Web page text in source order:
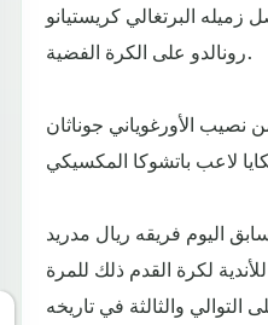
زميله البرتغالي كريستيانو
رونالدو على الكرة الفضية.
نصيب الأورغوياني جوناثان
اليوم فريقه ريال مدريد
لكرة القدم ذلك للمرة